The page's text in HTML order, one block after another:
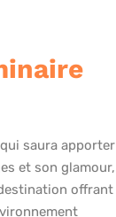
saura apporter
et son glamour,
offrant